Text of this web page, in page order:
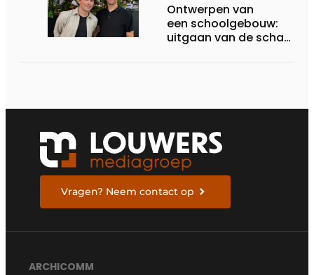
Ontwerpen van
een schoolgebouw:
uitgaan van de schaal
Vragen? Neem contact op
ARCHICOMM